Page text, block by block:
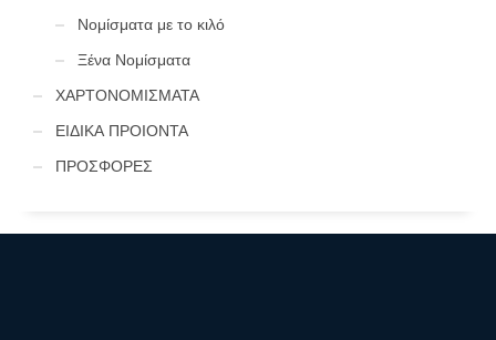
Νομίσματα με το κιλό
Ξένα Νομίσματα
ΧΑΡΤΟΝΟΜΙΣΜΑΤΑ
ΕΙΔΙΚΑ ΠΡΟΙΟΝΤΑ
ΠΡΟΣΦΟΡΕΣ